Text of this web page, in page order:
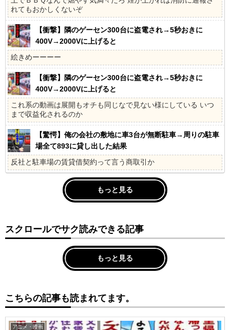
れてもおかしくないぞ
【衝撃】隣のゲーセン300台に盗電され→5秒おきに
400V→2000Vに上げると
絵きめーーーー
【衝撃】隣のゲーセン300台に盗電され→5秒おきに
400V→2000Vに上げると
これ系の動画は展開もオチも同じなで見ない様にしている いつ
まで収益化されるのか
【驚愕】俺の会社の敷地に車3台が無断駐車→周りの駐車
場全て893に貸し出した結果
反社と駐車場の賃貸借契約って言う商取引か
もっと見る
スクロールでサク読みできる記事
もっと見る
こちらの記事も読まれてます。
アニメ・漫画